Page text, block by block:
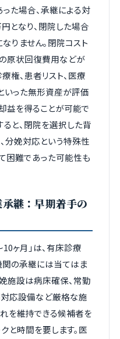
た場合、承継による対
となり、閉院した場合
りません。閉院コスト
原状回復費用などが
権、患者リスト、医療
いった無形資産が評価
益を得ることが可能で
ると、閉院を選択した背
分娩対応という特殊性
困難であった可能性も
継：早期着手の
ヶ月」は、有床診療
の承継には当てはま
施設は病床確保、常勤
応設備など厳格な施
を維持できる候補者を
と時間を要します。医